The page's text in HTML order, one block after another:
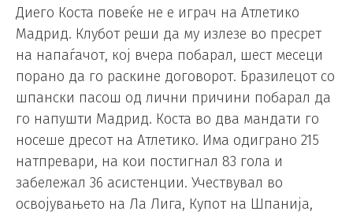
Диего Коста повеќе не е играч на Атлетико
Мадрид. Клубот реши да му излезе во пресрет
на напаѓачот, кој вчера побарал, шест месеци
порано да го раскине договорот. Бразилецот со
шпански пасош од лични причини побарал да
го напушти Мадрид. Коста во два мандати го
носеше дресот на Атлетико. Има одиграно 215
натпревари, на кои постигнал 83 гола и
забележал 36 асистенции. Учествувал во
освојувањето на Ла Лига, Купот на Шпанија,